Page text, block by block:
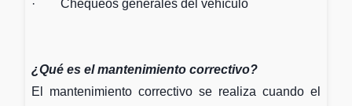
· Chequeos generales del vehículo
¿Qué es el mantenimiento correctivo?
El mantenimiento correctivo se realiza cuando el